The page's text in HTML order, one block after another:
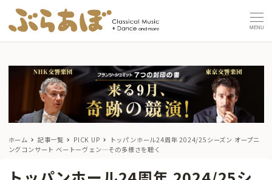
MENU
ホーム 記事一覧 PICK UP
トッパンホール24周年 2024/25シーズン オープニ
ングコンサート ベートーヴェン―その多様さを聴く